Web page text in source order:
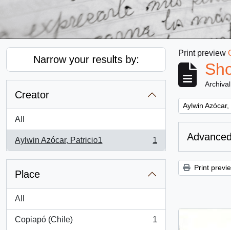
Narrow your results by:
Creator
All
Aylwin Azócar, Patricio1
, 1 results
1
Place
All
Copiapó (Chile)
, 1 results
1
Print preview
Remove filter:
Aylwin Azócar,
Print